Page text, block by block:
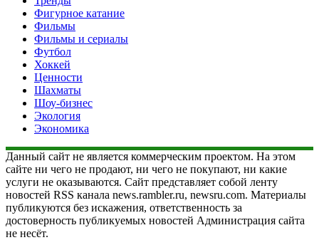
Фигурное катание
Фильмы
Фильмы и сериалы
Футбол
Хоккей
Ценности
Шахматы
Шоу-бизнес
Экология
Экономика
Данный сайт не является коммерческим проектом. На этом
сайте ни чего не продают, ни чего не покупают, ни какие
услуги не оказываются. Сайт представляет собой ленту
новостей RSS канала news.rambler.ru, newsru.com. Материалы
публикуются без искажения, ответственность за
достоверность публикуемых новостей Администрация сайта
не несёт.